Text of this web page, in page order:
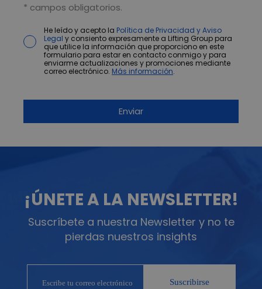
* campos obligatorios.
He leído y acepto la Política de Privacidad y Aviso
Legal y consiento expresamente a Lifting Group para
que utilice la información que proporciono en este
formulario para estar en contacto conmigo y para
enviarme actualizaciones y promociones mediante
correo electrónico. Más información.
¡ÚNETE A LA NEWSLETTER!
Suscríbete a nuestra Newsletter y no te
pierdas nuestros insights